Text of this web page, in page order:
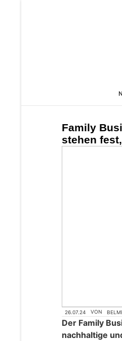
Family
stehen
26.07.24 VON
Der Family
nachhaltige